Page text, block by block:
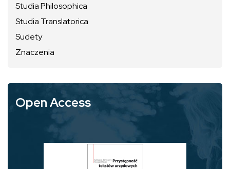
Studia Philosophica
Studia Translatorica
Sudety
Znaczenia
Open Access